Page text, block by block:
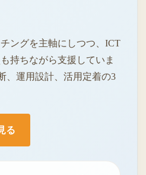
ングを主軸にしつつ、ICT
持ちながら支援していま
、運用設計、活用定着の3
る